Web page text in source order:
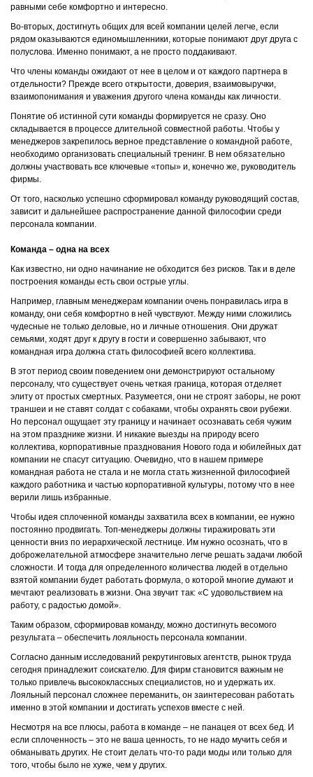
равными себе комфортно и интересно.
Во-вторых, достигнуть общих для всей компании целей легче, если
рядом оказываются единомышленники, которые понимают друг друга с
полуслова. Именно понимают, а не просто поддакивают.
Что члены команды ожидают от нее в целом и от каждого партнера в
отдельности? Прежде всего открытости, доверия, взаимовыручки,
взаимопонимания и уважения другого члена команды как личности.
Понятие об истинной сути команды формируется не сразу. Оно
складывается в процессе длительной совместной работы. Чтобы у
менеджеров закрепилось верное представление о командной работе,
необходимо организовать специальный тренинг. В нем обязательно
должны участвовать все ключевые «топы» и, конечно же, руководитель
фирмы.
От того, насколько успешно сформировал команду руководящий состав,
зависит и дальнейшее распространение данной философии среди
персонала компании.
Команда – одна на всех
Как известно, ни одно начинание не обходится без рисков. Так и в деле
построения команды есть свои острые углы.
Например, главным менеджерам компании очень понравилась игра в
команду, они себя комфортно в ней чувствуют. Между ними сложились
чудесные не только деловые, но и личные отношения. Они дружат
семьями, ходят друг к другу в гости и совершенно забывают, что
командная игра должна стать философией всего коллектива.
В этот период своим поведением они демонстрируют остальному
персоналу, что существует очень четкая граница, которая отделяет
элиту от простых смертных. Разумеется, они не строят заборы, не роют
траншеи и не ставят солдат с собаками, чтобы охранять свои рубежи.
Но персонал ощущает эту границу и начинает осознавать себя чужим
на этом празднике жизни. И никакие выезды на природу всего
коллектива, корпоративные празднования Нового года и юбилейных дат
компании не спасут ситуацию. Очевидно, что в нашем примере
командная работа не стала и не могла стать жизненной философией
каждого работника и частью корпоративной культуры, потому что в нее
верили лишь избранные.
Чтобы идея сплоченной команды захватила всех в компании, ее нужно
постоянно продвигать. Топ-менеджеры должны тиражировать эти
ценности вниз по иерархической лестнице. Им нужно осознать, что в
доброжелательной атмосфере значительно легче решать задачи любой
сложности. И тогда для определенного количества людей в отдельно
взятой компании будет работать формула, о которой многие думают и
мечтают реализовать в жизни. Она звучит так: «С удовольствием на
работу, с радостью домой».
Таким образом, сформировав команду, можно достигнуть весомого
результата – обеспечить лояльность персонала компании.
Согласно данным исследований рекрутинговых агентств, рынок труда
сегодня принадлежит соискателю. Для фирм становится важным не
только привлечь высококлассных специалистов, но и удержать их.
Лояльный персонал сложнее переманить, он заинтересован работать
именно в этой компании и достигать успехов вместе с ней.
Несмотря на все плюсы, работа в команде – не панацея от всех бед. И
если сплоченность – это не ваша ценность, то не надо мучить себя и
обманывать других. Не стоит делать что-то ради моды или только для
того, чтобы было не хуже, чем у других.